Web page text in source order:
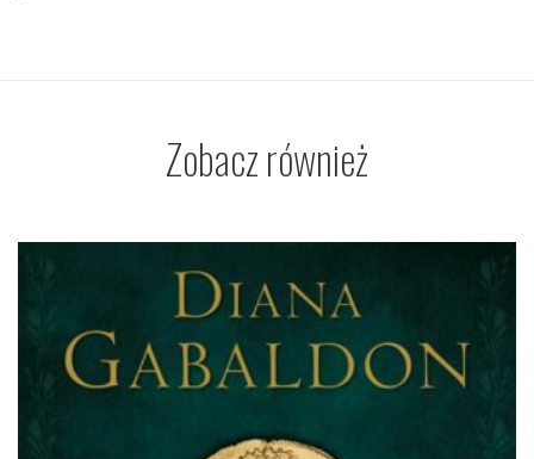
Zobacz również